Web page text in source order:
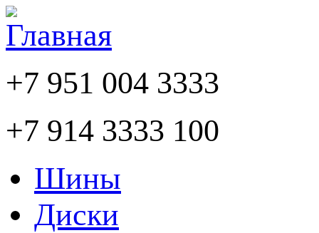
+7 951 004 3333
+7 914 3333 100
Шины
Диски